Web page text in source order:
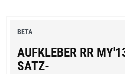
BETA
AUFKLEBER RR
SATZ-